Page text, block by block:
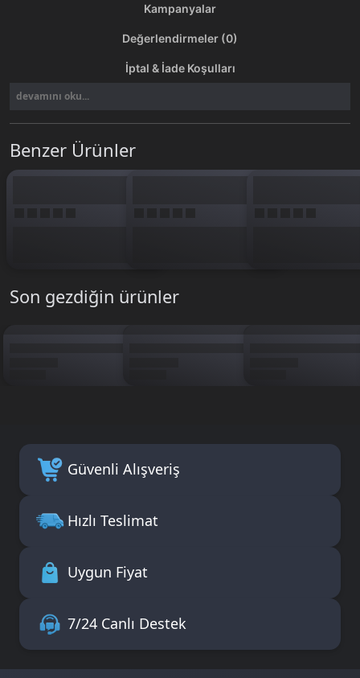
Kampanyalar
Değerlendirmeler (0)
İptal & İade Koşulları
devamını oku...
Benzer Ürünler
Son gezdiğin ürünler
Güvenli Alışveriş
Hızlı Teslimat
Uygun Fiyat
7/24 Canlı Destek